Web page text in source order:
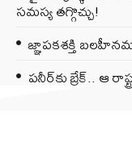
సమస్య తగ్గొచ్చు!
జ్ఞాపకశక్తి
పనీర్‌కు బ్రేక్.. ఆ